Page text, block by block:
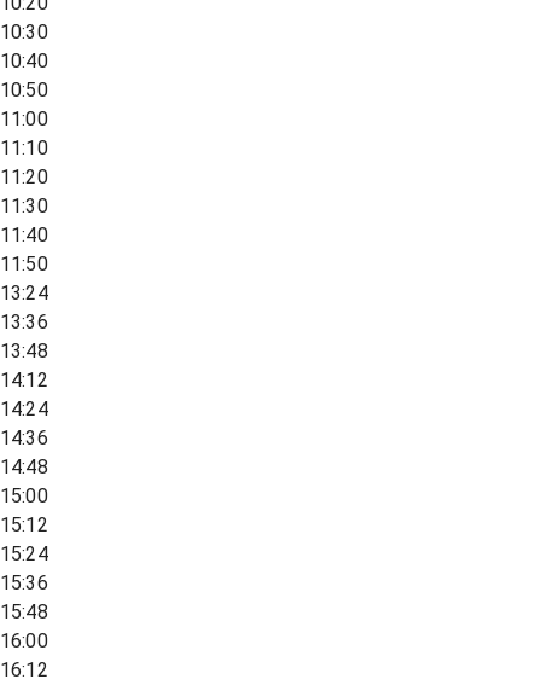
10:30
10:40
10:50
11:00
11:10
11:20
11:30
11:40
11:50
13:24
13:36
13:48
14:12
14:24
14:36
14:48
15:00
15:12
15:24
15:36
15:48
16:00
16:12